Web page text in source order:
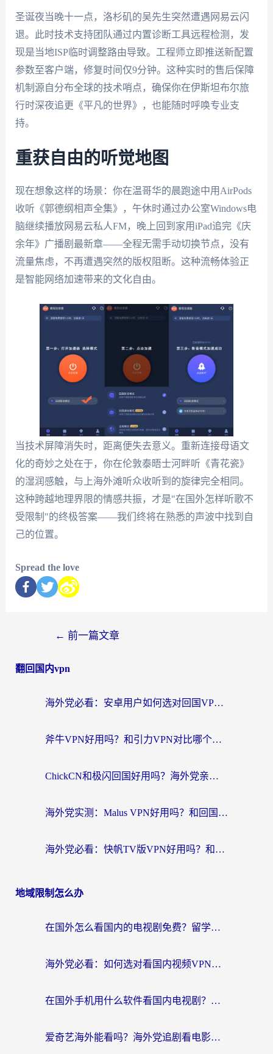
圣诞夜当晚十一点，洛杉矶的吴先生突然遭遇网易云闪
退。此时技术支持团队通过内置诊断工具远程检测，发
现是当地ISP临时调整路由导致。工程师立即推送新配置
参数至客户端，修复时间仅9分钟。这种实时的售后保障
机制源自分布全球的技术哨点，确保你在伊斯坦布尔旅
行时深夜追更《平凡的世界》，也能随时呼唤专业支
持。
重获自由的听觉地图
现在想象这样的场景：你在温哥华的晨跑途中用AirPods
收听《郭德纲相声全集》，午休时通过办公室Windows电
脑继续播放网易云私人FM，晚上回到家用iPad追完《庆
余年》广播剧最新章——全程无需手动切换节点，没有
流量焦虑，不再遭遇突然的版权阻断。这种流畅体验正
是智能网络加速带来的文化自由。
当技术屏障消失时，距离便失去意义。重新连接母语文
化的奇妙之处在于，你在伦敦泰晤士河畔听《青花瓷》
的湿润感触，与上海外滩听众收听到的旋律完全相同。
这种跨越地理界限的情感共振，才是"在国外怎样听歌不
受限制"的终极答案——我们终将在熟悉的声波中找到自
己的位置。
Spread the love
← 前一篇文章
翻回国内vpn
海外党必看：安卓用户如何选对回国VPN？从踩坑到无缝访问的全攻略
斧牛VPN好用吗？和引力VPN对比哪个回国效果更好？海外党亲测3款加速器+避坑指南
ChickCN和极闪回国好用吗？海外党亲测3款加速器，教你选对不踩坑
海外党实测：Malus VPN好用吗？和回国VPN对比哪个回国效果更好？附真实体验与加速器推荐
海外党必看：快帆TV版VPN好用吗？和豌豆IP VPN对比哪个回国效果更好？附真实体验与选择指南
地域限制怎么办
在国外怎么看国内的电视剧免费？留学生亲测有效的回国加速器选择指南
海外党必看：如何选对看国内视频VPN，轻松解决12123登录难题？
在国外手机用什么软件看国内电视剧？海外党亲测的实用指南
爱奇艺海外能看吗？海外党追剧看电影的终极回国加速器指南